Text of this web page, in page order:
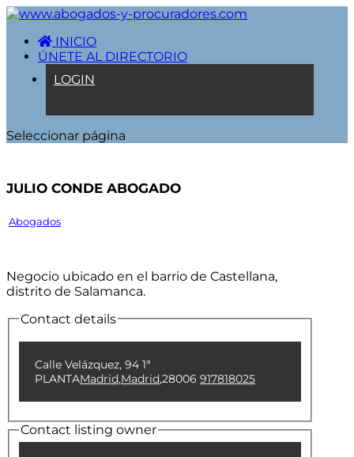
INICIO
ÚNETE AL DIRECTORIO
LOGIN
Seleccionar página
Julio Conde Abogado
Abogados
Negocio ubicado en el barrio de Castellana,
distrito de Salamanca.
Contact details
Calle Velázquez, 94 1ª
PLANTAMadrid,Madrid,28006 917818025
Contact listing owner